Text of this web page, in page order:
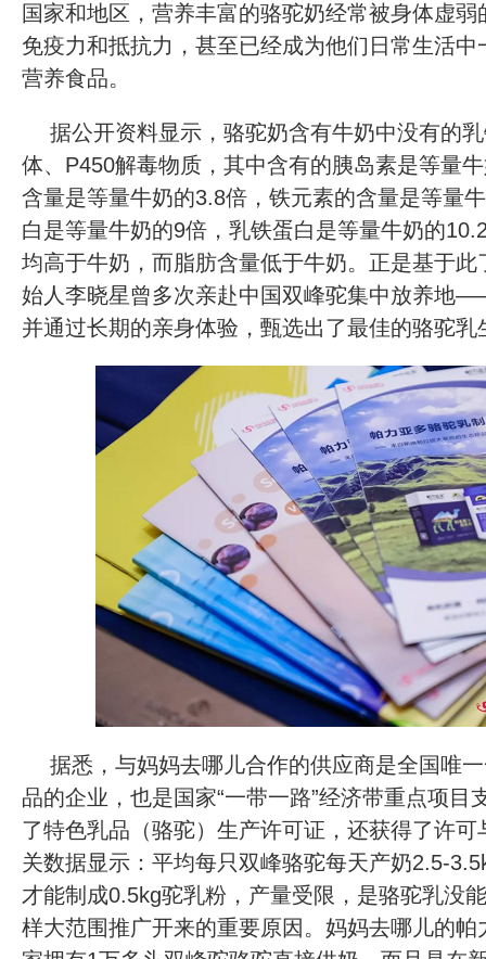
国家和地区，营养丰富的骆驼奶经常被身体虚
免疫力和抵抗力，甚至已经成为他们日常生活
营养食品。
据公开资料显示，骆驼奶含有牛奶中没有的
体、P450解毒物质，其中含有的胰岛素是等量
含量是等量牛奶的3.8倍，铁元素的含量是等量
白是等量牛奶的9倍，乳铁蛋白是等量牛奶的
均高于牛奶，而脂肪含量低于牛奶。正是基于此
始人李晓星曾多次亲赴中国双峰驼集中放养地
并通过长期的亲身体验，甄选出了最佳的骆驼乳
据悉，与妈妈去哪儿合作的供应商是全国唯
品的企业，也是国家“一带一路”经济带重点项目
了特色乳品（骆驼）生产许可证，还获得了许
关数据显示：平均每只双峰骆驼每天产奶2.5-
才能制成0.5kg驼乳粉，产量受限，是骆驼乳没
样大范围推广开来的重要原因。妈妈去哪儿的帕